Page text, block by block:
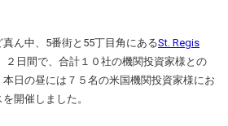
ん中、5番街と55丁目角にあるSt. Regis
２日間で、合計１０社の機関投資家様との
日の昼には７５名の米国機関投資家様にお
開催しました。